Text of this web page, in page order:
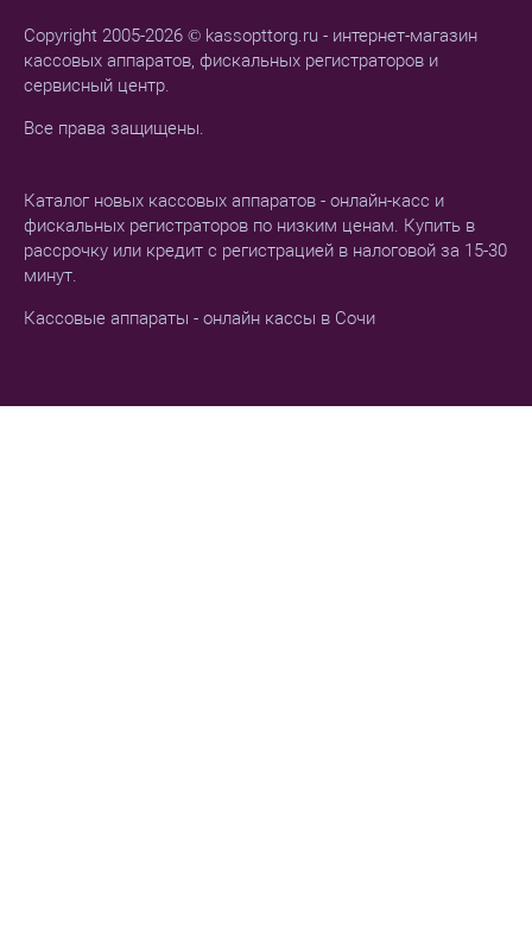
Copyright 2005-2026 © kassopttorg.ru - интернет-магазин
кассовых аппаратов, фискальных регистраторов и
сервисный центр.
Все права защищены.
Каталог новых кассовых аппаратов - онлайн-касс и
фискальных регистраторов по низким ценам. Купить в
рассрочку или кредит с регистрацией в налоговой за 15-30
минут.
Кассовые аппараты - онлайн кассы в Сочи